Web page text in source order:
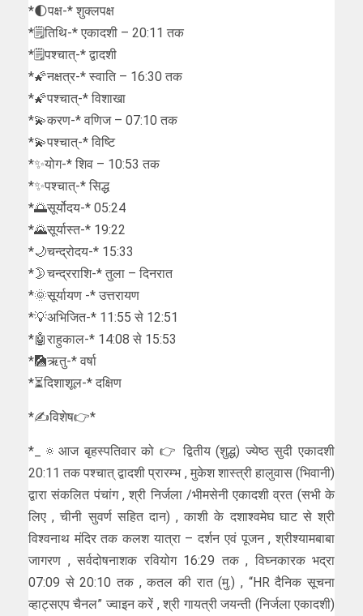
*🌓पक्ष-* शुक्लपक्ष
*🗒तिथि-* एकादशी – 20:11 तक
*🗒पश्चात्-* द्वादशी
*🌠नक्षत्र-* स्वाति – 16:30 तक
*🌠पश्चात्-* विशाखा
*💫करण-* वणिज – 07:10 तक
*💫पश्चात्-* विष्टि
*✨योग-* शिव – 10:53 तक
*✨पश्चात्-* सिद्ध
*🌅सूर्योदय-* 05:24
*🌄सूर्यास्त-* 19:22
*🌙चन्द्रोदय-* 15:33
*🌛चन्द्रराशि-* तुला – दिनरात
*🌞सूर्यायण -* उत्तरायण
*💡अभिजित-* 11:55 से 12:51
*🤖राहुकाल-* 14:08 से 15:53
*🎑ऋतु-* वर्षा
*⏳दिशाशूल-* दक्षिण
*✍विशेष👉*
*_🔅आज बृहस्पतिवार को 👉 द्वितीय (शुद्ध) ज्येष्ठ सुदी एकादशी
20:11 तक पश्चात् द्वादशी प्रारम्भ , मुकेश शास्त्री हालुवास (भिवानी)
द्वारा संकलित पंचांग , श्री निर्जला /भीमसेनी एकादशी व्रत (सभी के
लिए , चीनी सुवर्ण सहित दान) , काशी के दशाश्वमेघ घाट से श्री
विश्वनाथ मंदिर तक कलश यात्रा – दर्शन एवं पूजन , श्रीश्यामबाबा
जागरण , सर्वदोषनाशक रवियोग 16:29 तक , विघ्नकारक भद्रा
07:09 से 20:10 तक , कतल की रात (मु.) , “HR दैनिक सूचना
व्हाट्सएप चैनल” ज्वाइन करें , श्री गायत्री जयन्ती (निर्जला एकादशी)